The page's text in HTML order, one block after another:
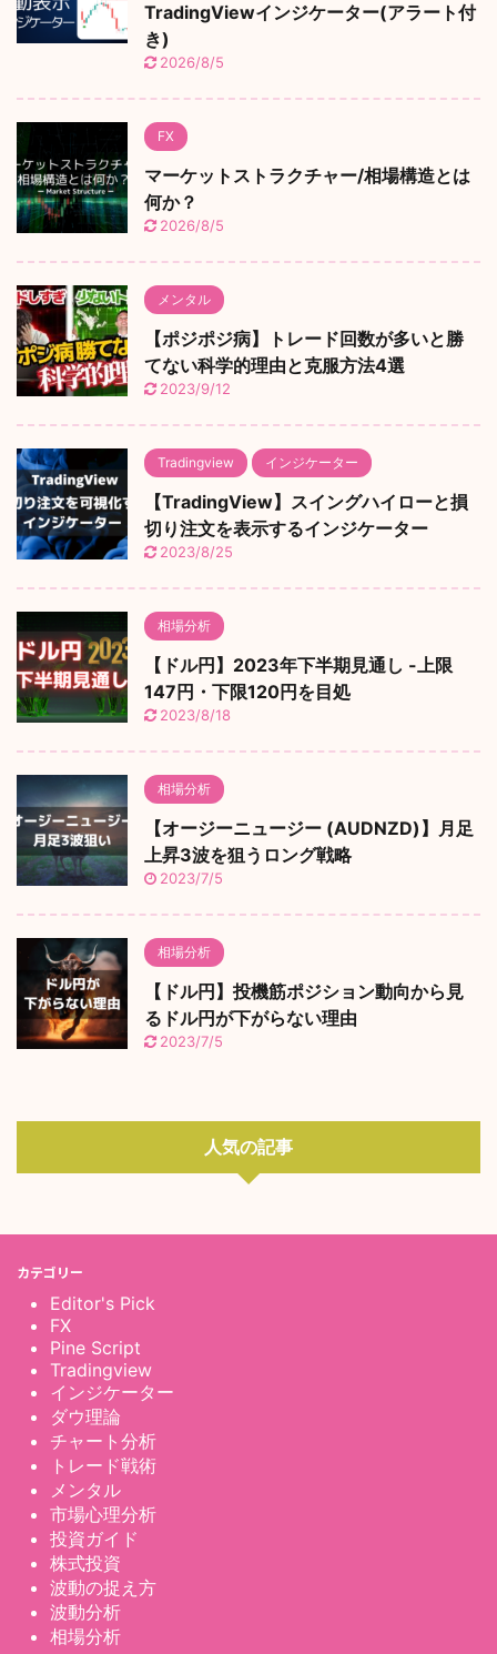
TradingViewインジケーター(アラート付
き)
2026/8/5
FX
マーケットストラクチャー/相場構造とは
何か？
2026/8/5
メンタル
【ポジポジ病】トレード回数が多いと勝
てない科学的理由と克服方法4選
2023/9/12
Tradingview インジケーター
【TradingView】スイングハイローと損
切り注文を表示するインジケーター
2023/8/25
相場分析
【ドル円】2023年下半期見通し -上限
147円・下限120円を目処
2023/8/18
相場分析
【オージーニュージー (AUDNZD)】月足
上昇3波を狙うロング戦略
2023/7/5
相場分析
【ドル円】投機筋ポジション動向から見
るドル円が下がらない理由
2023/7/5
人気の記事
カテゴリー
Editor's Pick
FX
Pine Script
Tradingview
インジケーター
ダウ理論
チャート分析
トレード戦術
メンタル
市場心理分析
投資ガイド
株式投資
波動の捉え方
波動分析
相場分析